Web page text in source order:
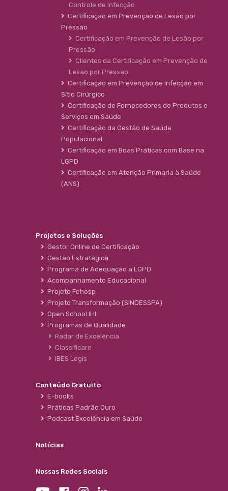
Controle de Infecção
Certificação em Prevenção de Lesão por
Pressão
Certificação em Prevenção de Lesão por
Pressão
Clientes da Certificação em Prevenção de
Lesão por Pressão
Certificação em Prevenção de infecção em
Sítio Cirúrgico
Certificação de Fornecedores de Produtos e
Serviços em Saúde
Certificação da Gestão de Saúde
Populacional
Certificação em Boas Práticas com Base na
LGPD
Certificação em Atenção Primaria à Saúde
(ANS)
Projetos e Soluções
Gestor Online de Certificação
Gestão Estratégica
Programa de Adequação à LGPD
Acompanhamento Educacional
Projeto Fehosp
Projeto Transformação (SINDESSPA)
Open School IHI
Programas de Qualidade
Radar de Excelência
Classificare
IBES Legis
Conteúdo Gratuito
E-books
Práticas Padrão Ouro
Podcast Excelência em Saúde
Notícias
Nossas Redes Sociais